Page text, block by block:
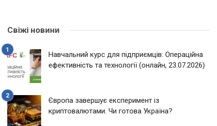
Свіжі новини
Навчальний курс для підприємців: Операційна
ефективність та технології (онлайн, 23.07.2026)
Європа завершує експеримент із
криптовалютами. Чи готова Україна?